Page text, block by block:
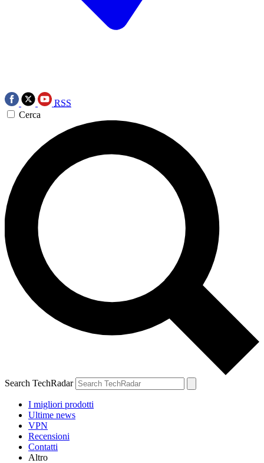
RSS
Cerca
Search TechRadar
I migliori prodotti
Ultime news
VPN
Recensioni
Contatti
Altro